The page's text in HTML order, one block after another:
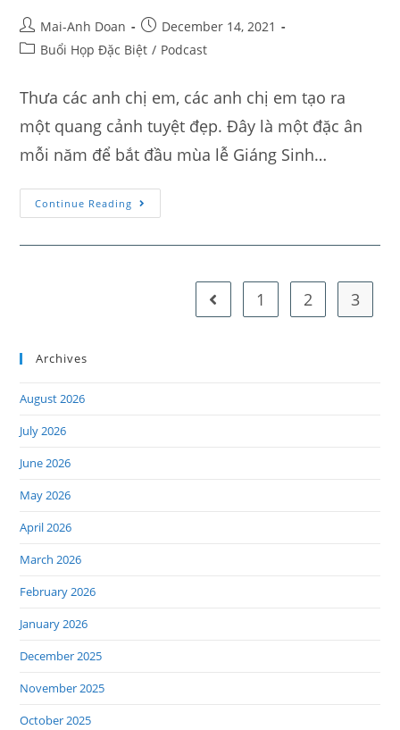
Mai-Anh Doan
December 14, 2021
Buổi Họp Đặc Biệt / Podcast
Thưa các anh chị em, các anh chị em tạo ra
một quang cảnh tuyệt đẹp. Đây là một đặc ân
mỗi năm để bắt đầu mùa lễ Giáng Sinh…
Continue Reading
1 2 3
Archives
August 2026
July 2026
June 2026
May 2026
April 2026
March 2026
February 2026
January 2026
December 2025
November 2025
October 2025